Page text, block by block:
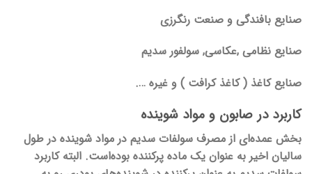
صنایع بافندگی و صنعت رنگرزی
صنایع نظامی ,عکاسی, سولفور سدیم
صنایع کاغذ ( کاغذ کرافت ) و غیره ….
کاربرد در صابون و مواد شوینده
بخش عمده‌ای از مصرف سولفات سدیم در مواد شوینده در طول
سالیان اخیر به عنوان یک ماده پرکننده بوده‌است. البته کاربرد